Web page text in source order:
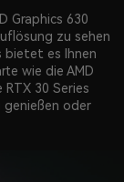
Graphics 630
zu sehen
bietet es Ihnen
wie die AMD
RTX 30 Series
genießen oder